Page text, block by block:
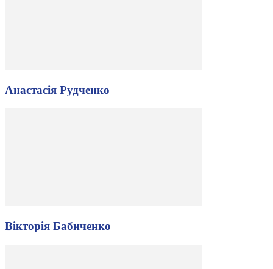
Анастасія Рудченко
Вікторія Бабиченко